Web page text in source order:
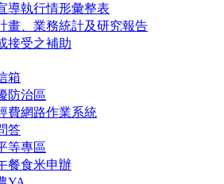
導執行情形彙整表
畫、業務統計及研究報告
接受之補助
箱
防治區
費網路作業系統
答
等專區
餐食米申辦